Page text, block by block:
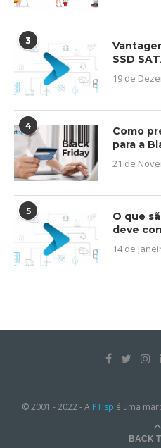
3
SSD
19 de
4
Como
para a
21 de
5
O que
deve
14 de
© 2001 - 2022 - A PTisp é uma
BACK